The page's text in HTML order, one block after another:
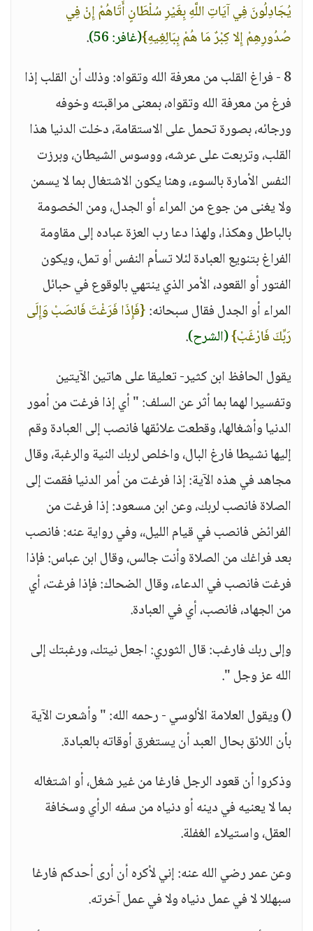
يُجَادِلُونَ فِي آيَاتِ اللَّهِ بِغَيْرِ سُلْطَانٍ أَتَاهُمْ إِنْ فِي
صُدُورِهِمْ إِلا كِبْرٌ مَا هُمْ بِبَالِغِيهِ}(غافر: 56)
.
8 - فراغ القلب من معرفة الله وتقواه: وذلك أن القلب إذا
فرغ من معرفة الله وتقواه، بمعنى مراقبته وخوفه
ورجائه، بصورة تحمل على الاستقامة، دخلت الدنيا هذا
القلب، وتربعت على عرشه، ووسوس الشيطان، وبرزت
النفس الأمارة بالسوء، وهنا يكون الاشتغال بما لا يسمن
ولا يغنى من جوع من المراء أو الجدل، ومن الخصومة
بالباطل وهكذا، ولهذا دعا رب العزة عباده إلى مقاومة
الفراغ بتنويع العبادة لئلا تسأم النفس أو تمل، ويكون
الفتور أو القعود، الأمر الذي ينتهي بالوقوع في حبائل
المراء أو الجدل فقال سبحانه:{فَإِذَا فَرَغْتَ فَانصَبْ وَإِلَى
رَبِّكَ فَارْغَبْ}(الشرح).
يقول الحافظ ابن كثير- تعليقا على هاتين الآيتين
وتفسيرا لهما بما أثر عن السلف: " أي إذا فرغت من أمور
الدنيا وأشغالها، وقطعت علائقها فانصب إلى العبادة وقم
إليها نشيطا فارغ البال، واخلص لربك النية والرغبة، وقال
مجاهد في هذه الآية: إذا فرغت من أمر الدنيا فقمت إلى
الصلاة فانصب لربك، وعن ابن مسعود: إذا فرغت من
الفرائض فانصب في قيام الليل،، وفي رواية عنه: فانصب
بعد فراغك من الصلاة وأنت جالس، وقال ابن عباس: فإذا
فرغت فانصب في الدعاء، وقال الضحاك: فإذا فرغت، أي
من الجهاد، فانصب، أي في العبادة.
وإلى ربك فارغب: قال الثوري: اجعل نيتك، ورغبتك إلى
الله عز وجل ".
() ويقول العلامة الألوسي - رحمه الله: " وأشعرت الآية
بأن اللائق بحال العبد أن يستغرق أوقاته بالعبادة.
وذكروا أن قعود الرجل فارغا من غير شغل، أو اشتغاله
بما لا يعنيه في دينه أو دنياه من سفه الرأي وسخافة
العقل، واستيلاء الغفلة.
وعن عمر رضي الله عنه: إني لأكره أن أرى أحدكم فارغا
سبهللا لا في عمل دنياه ولا في عمل آخرته.